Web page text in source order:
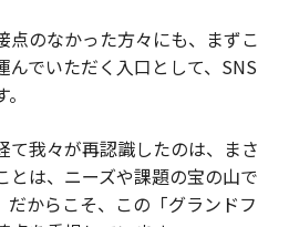
点のなかった方々にも、まずこ
んでいただく入口として、SNS
て我々が再認識したのは、まさ
とは、ニーズや課題の宝の山で
だからこそ、この「グランドフ